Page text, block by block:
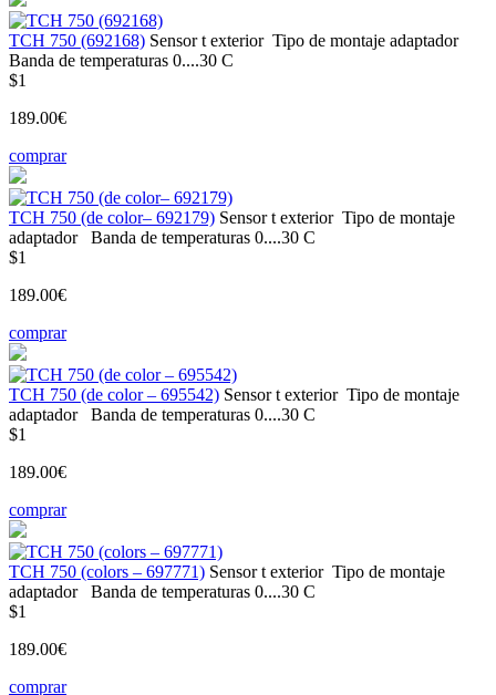
TCH 750 (692168) Sensor t exterior Tipo de montaje adaptador
Banda de temperaturas 0....30 С
$1
189.00€
comprar
TCH 750 (de color– 692179) Sensor t exterior Tipo de montaje
adaptador
Banda de temperaturas 0....30 С
$1
189.00€
comprar
TCH 750 (de color – 695542) Sensor t exterior Tipo de montaje
adaptador
Banda de temperaturas 0....30 С
$1
189.00€
comprar
TCH 750 (colors – 697771) Sensor t exterior Tipo de montaje
adaptador
Banda de temperaturas 0....30 С
$1
189.00€
comprar